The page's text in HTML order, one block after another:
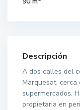
Descripción
A dos calles del
Marquesat,
supermercados.
propietaria en